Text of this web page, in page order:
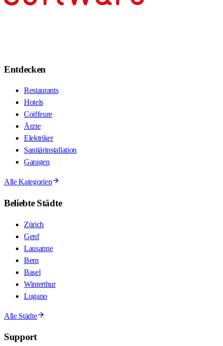
Entdecken
Restaurants
Hotels
Coiffeure
Ärzte
Elektriker
Sanitärinstallation
Garagen
Alle Kategorien
Beliebte Städte
Zürich
Genf
Lausanne
Bern
Basel
Winterthur
Lugano
Alle Städte
Support